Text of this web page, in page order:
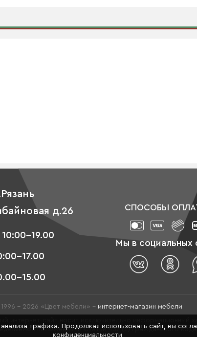
д.26
19.00
17.00
15.00
СПОСОБЫ
Мы в социальных
- 2026 «Цвет мебели» – интернет-магазин мебели
положениями Статьи 437 (2) Гражданского
трафика. Продолжая использовать сайт, вы
конфиденциальности